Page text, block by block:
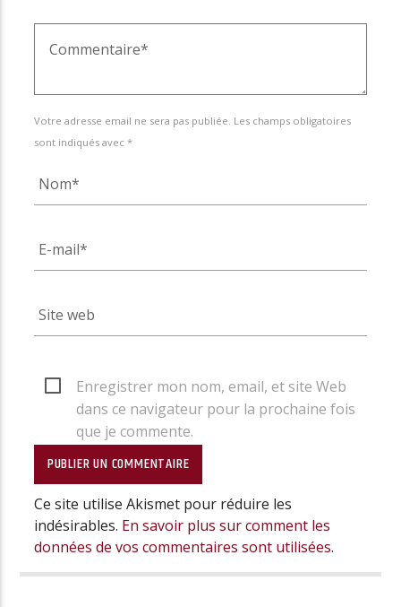
Votre adresse email ne sera pas publiée. Les champs obligatoires
sont indiqués avec *
Enregistrer mon nom, email, et site Web
dans ce navigateur pour la prochaine fois
que je commente.
Ce site utilise Akismet pour réduire les
indésirables. En savoir plus sur comment les
données de vos commentaires sont utilisées.